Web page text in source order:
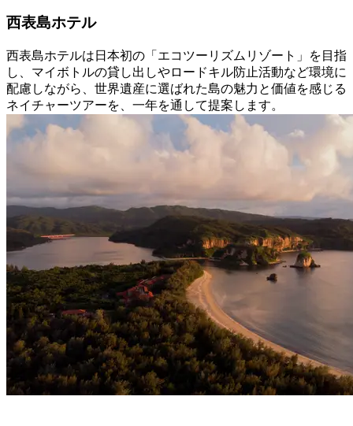
西表島ホテル
西表島ホテルは日本初の「エコツーリズムリゾート」を目指
し、マイボトルの貸し出しやロードキル防止活動など環境に
配慮しながら、世界遺産に選ばれた島の魅力と価値を感じる
ネイチャーツアーを、一年を通して提案します。